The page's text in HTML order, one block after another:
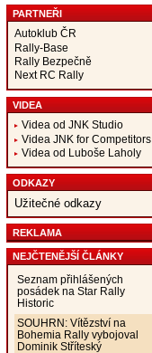
PARTNEŘI
Autoklub ČR
Rally-Base
Rally Bezpečně
Next RC Rally
VIDEA
Videa od JNK Studio
Videa JNK for Competitors
Videa od Luboše Laholy
ODKAZY
Užitečné odkazy
REKLAMA
NEJČTENĚJŠÍ ČLÁNKY
Seznam přihlášených
posádek na Star Rally
Historic
SOUHRN: Vítězství na
Bohemia Rally vybojoval
Dominik Stříteský